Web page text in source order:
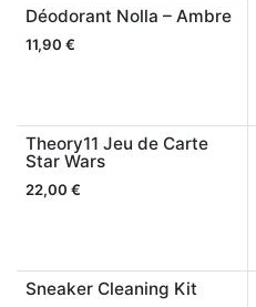
Déodorant Nolla – Ambre
11,90 €
Theory11 Jeu de Carte
Star Wars
22,00 €
Sneaker Cleaning Kit